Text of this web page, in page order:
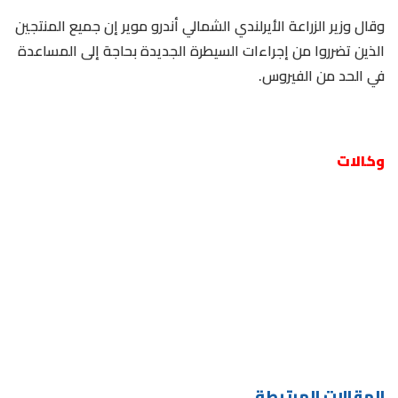
وقال وزير الزراعة الأيرلندي الشمالي أندرو موير إن جميع المنتجين
الذين تضرروا من إجراءات السيطرة الجديدة بحاجة إلى المساعدة
في الحد من الفيروس.
وكالات